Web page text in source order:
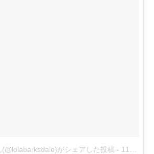
がシェアした投稿 - 11月 21, 2017 at 6:31午前 PST